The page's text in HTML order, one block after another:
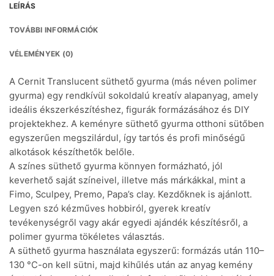
LEÍRÁS
TOVÁBBI INFORMÁCIÓK
VÉLEMÉNYEK (0)
A Cernit Translucent süthető gyurma (más néven polimer
gyurma) egy rendkívül sokoldalú kreatív alapanyag, amely
ideális ékszerkészítéshez, figurák formázásához és DIY
projektekhez. A keményre süthető gyurma otthoni sütőben
egyszerűen megszilárdul, így tartós és profi minőségű
alkotások készíthetők belőle.
A színes süthető gyurma könnyen formázható, jól
keverhető saját színeivel, illetve más márkákkal, mint a
Fimo, Sculpey, Premo, Papa’s clay. Kezdőknek is ajánlott.
Legyen szó kézműves hobbiról, gyerek kreatív
tevékenységről vagy akár egyedi ajándék készítésről, a
polimer gyurma tökéletes választás.
A süthető gyurma használata egyszerű: formázás után 110–
130 °C-on kell sütni, majd kihűlés után az anyag kemény